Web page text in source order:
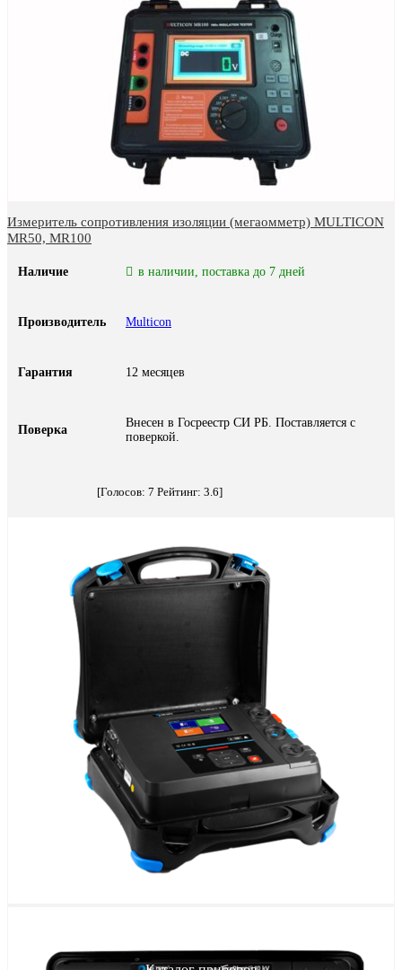
Измеритель сопротивления изоляции (мегаомметр) MULTICON
MR50, MR100
Наличие в наличии, поставка до 7 дней
Производитель Multicon
Гарантия 12 месяцев
Поверка
Внесен в Госреестр СИ РБ. Поставляется с
поверкой.
[Голосов: 7 Рейтинг: 3.6]